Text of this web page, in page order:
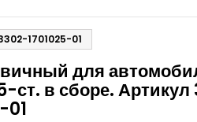
1701025-01
для
ст. в сборе.
01